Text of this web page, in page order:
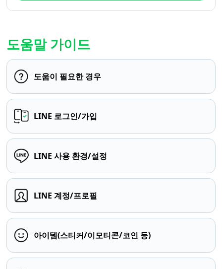
도움말 가이드
도움이 필요한 경우
LINE 로그인/가입
LINE 사용 환경/설정
LINE 계정/프로필
아이템(스티커/이모티콘/코인 등)